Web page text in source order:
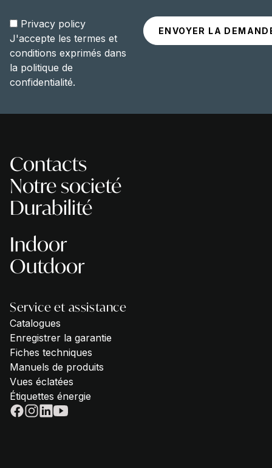
Privacy policy
J'accepte les termes et
conditions exprimés dans
la politique de
confidentialité.
Contacts
Notre societé
Durabilité
Indoor
Outdoor
Service et assistance
Catalogues
Enregistrer la garantie
Fiches techniques
Manuels de produits
Vues éclatées
Étiquettes énergie